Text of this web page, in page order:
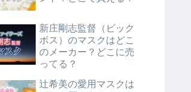
新庄剛志監督（ビック
ボス）のマスクはどこ
のメーカー？どこに売
ってる？
辻希美の愛用マスクは